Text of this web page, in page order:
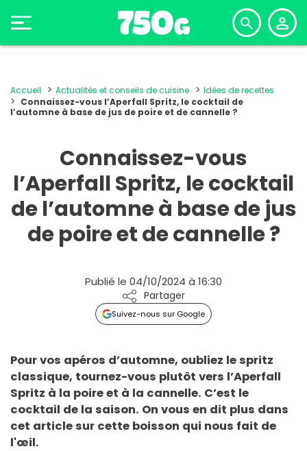
Accueil Actualités et conseils de cuisine
Idées de recettes
Connaissez-vous l’Aperfall Spritz, le cocktail de
l’automne à base de jus de poire et de cannelle ?
Connaissez-vous
l’Aperfall Spritz, le cocktail
de l’automne à base de jus
de poire et de cannelle ?
Publié le 04/10/2024 à 16:30
Partager
Suivez-nous sur Google
Pour vos apéros d’automne, oubliez le spritz
classique, tournez-vous plutôt vers l’Aperfall
Spritz à la poire et à la cannelle. C’est le
cocktail de la saison. On vous en dit plus dans
cet article sur cette boisson qui nous fait de
l'œil.